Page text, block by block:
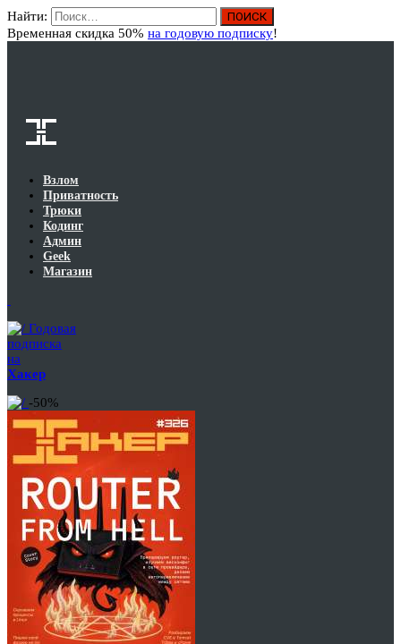
Найти:
Временная скидка 50% на годовую подписку!
Взлом
Приватность
Трюки
Кодинг
Админ
Geek
Магазин
Годовая
подписка
на
Хакер
-50%